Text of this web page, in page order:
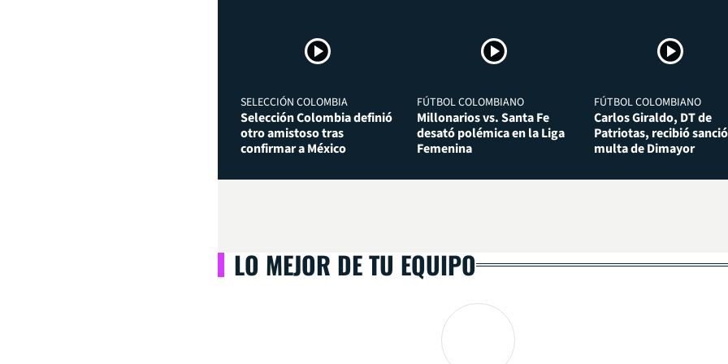
SELECCIÓN COLOMBIA
Selección Colombia definió
otro amistoso tras
confirmar a México
FÚTBOL COLOMBIANO
Millonarios vs. Santa Fe
desató polémica en la Liga
Femenina
FÚTBOL COLOMBIANO
Carlos Giraldo, DT de
Patriotas, recibió
multa de Dimayor
LO MEJOR DE TU EQUIPO